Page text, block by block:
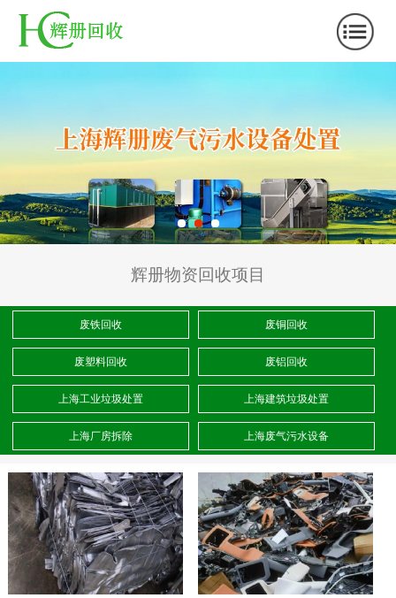
辉册物资回收项目
废铁回收 废铜回收
废塑料回收 废铝回收
上海工业垃圾处置 上海建筑垃圾处置
上海厂房拆除 上海废气污水设备